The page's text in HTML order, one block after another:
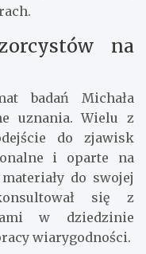
na
badań Michała
uznania. Wielu z
do zjawisk
i oparte na
do swojej
się z
w dziedzinie
wiarygodności.